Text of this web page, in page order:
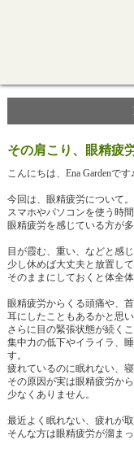
その肩こり、眼精疲
こんにちは、Ena Gardenです♪
今回は、眼精疲労について。
スマホやパソコンを使う時
眼精疲労を感じている方が
目が霞む、重い、などと感
少し休めば大丈夫と放置し
そのままにしておくと体全
眼精疲労からくる頭痛や、
耳にしたこともあるかと思い
さらに目の緊張状態が続くこ
集中力の低下やイライラ、
す。
疲れているのに眠れない、
その原因が実は眼精疲労か
少なくありません。
最近よく眠れない、疲れが
そんな方は眼精疲労が溜ま